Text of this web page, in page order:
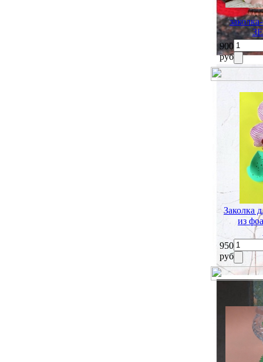
900
руб
Заколка
из
950
руб